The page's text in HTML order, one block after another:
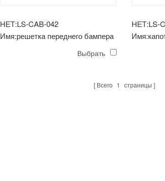
НЕТ:LS-CAB-042
Имя:решетка переднего бампера
Выбрать
НЕТ:LS-
Всего 1 страницы